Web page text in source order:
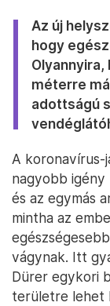
Az új
hogy
méterre
adottságú
A koronavírus-
nagyobb
és az egymás
mintha az
vágynak. Itt
Dürer egykori
területre lehet